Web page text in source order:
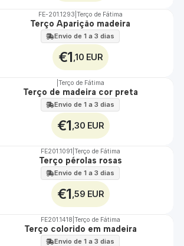
FE-201.1293 Terço de Fátima
Terço Aparição madeira
Envio de 1 a 3 dias
€1 ,10 EUR
Terço de Fátima
Terço de madeira cor preta
Envio de 1 a 3 dias
€1 ,30 EUR
FE201.1091 Terço de Fátima
Terço pérolas rosas
Envio de 1 a 3 dias
€1 ,59 EUR
Não Disponível
FE201.1418 Terço de Fátima
Terço colorido em madeira
Envio de 1 a 3 dias